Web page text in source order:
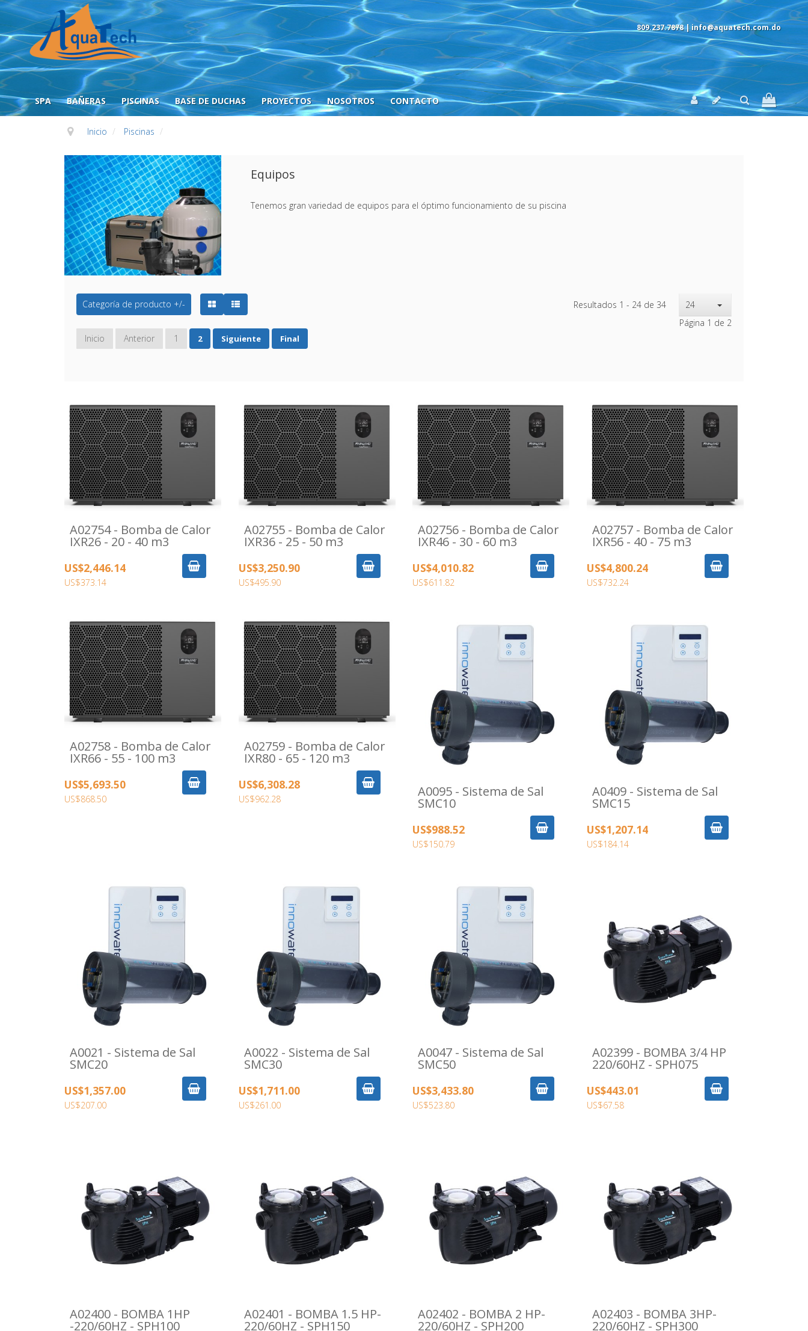
809.237.7878 |info@aquatech.com.do
SPA BAÑERAS PISCINAS BASE DE DUCHAS PROYECTOS NOSOTROS CONTACTO
Inicio / Piscinas /
Equipos
Tenemos gran variedad de equipos para el óptimo funcionamiento de su piscina
Categoría de producto +/- Resultados 1 - 24 de 34 24
Inicio Anterior 1 2 Siguiente Final
Página 1 de 2
A02754 - Bomba de Calor
IXR26 - 20 - 40 m3
US$2,446.14
US$373.14
A02755 - Bomba de Calor
IXR36 - 25 - 50 m3
US$3,250.90
US$495.90
A02756 - Bomba de Calor
IXR46 - 30 - 60 m3
US$4,010.82
US$611.82
A02757 - Bomba de Calor
IXR56 - 40 - 75 m3
US$4,800.24
US$732.24
A02758 - Bomba de Calor
IXR66 - 55 - 100 m3
US$5,693.50
US$868.50
A02759 - Bomba de Calor
IXR80 - 65 - 120 m3
US$6,308.28
US$962.28 A0095 - Sistema de Sal
SMC10
US$988.52
US$150.79
A0409 - Sistema de Sal
SMC15
US$1,207.14
US$184.14
A0021 - Sistema de Sal
SMC20
US$1,357.00
US$207.00
A0022 - Sistema de Sal
SMC30
US$1,711.00
US$261.00
A0047 - Sistema de Sal
SMC50
US$3,433.80
US$523.80
A02399 - BOMBA 3/4 HP
220/60HZ - SPH075
US$443.01
US$67.58
A02400 - BOMBA 1HP
-220/60HZ - SPH100
A02401 - BOMBA 1.5 HP-
220/60HZ - SPH150
A02402 - BOMBA 2 HP-
220/60HZ - SPH200
A02403 - BOMBA 3HP-
220/60HZ - SPH300